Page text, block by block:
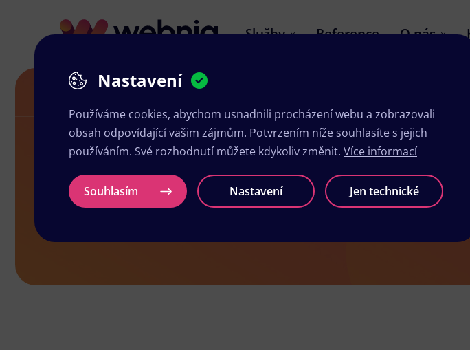
Služby Reference O nás
Grafika a tisk Moravské Budějovice
Grafika a tisk
Nastavení
Používáme cookies, abychom usnadnili procházení webu a zobrazovali
obsah odpovídající vašim zájmům. Potvrzením níže souhlasíte s jejich
používáním. Své rozhodnutí můžete kdykoliv změnit. Více informací
Souhlasím Nastavení Jen technické